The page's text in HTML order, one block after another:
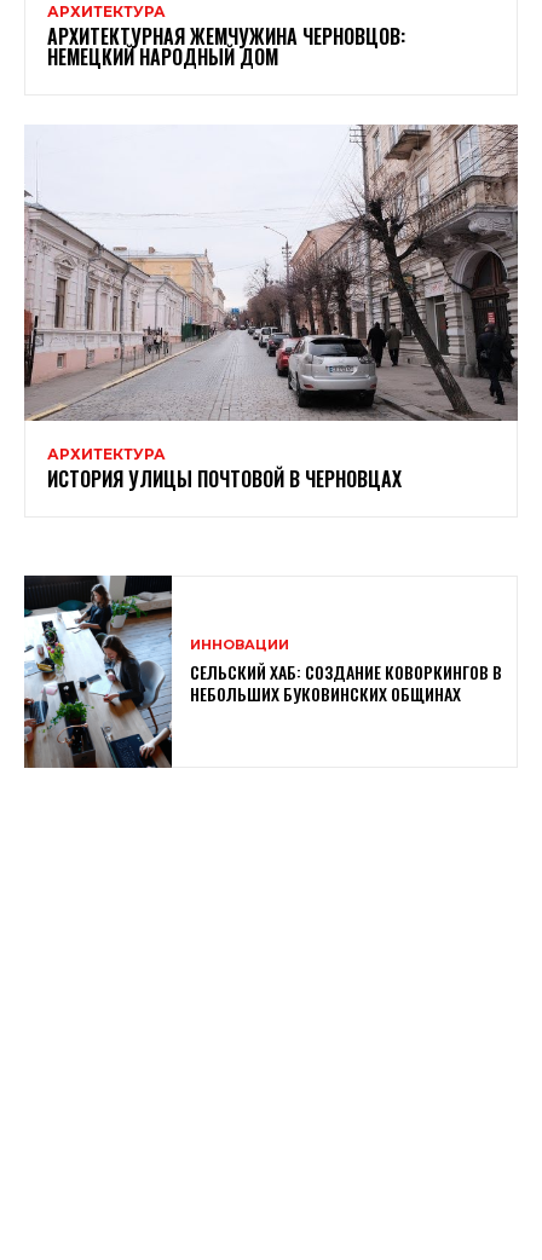
АРХИТЕКТУРА
АРХИТЕКТУРНАЯ ЖЕМЧУЖИНА ЧЕРНОВЦОВ:
НЕМЕЦКИЙ НАРОДНЫЙ ДОМ
АРХИТЕКТУРА
ИСТОРИЯ УЛИЦЫ ПОЧТОВОЙ В ЧЕРНОВЦАХ
ИННОВАЦИИ
СЕЛЬСКИЙ ХАБ: СОЗДАНИЕ КОВОРКИНГОВ В
НЕБОЛЬШИХ БУКОВИНСКИХ ОБЩИНАХ